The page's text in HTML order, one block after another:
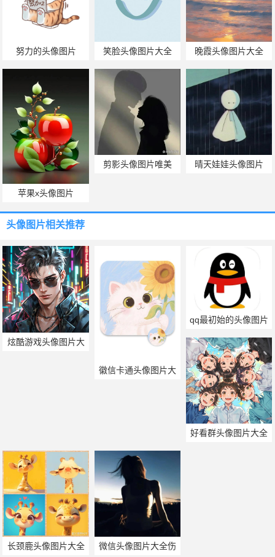
努力的头像图片 笑脸头像图片大全 晚霞头像图片大全
苹果x头像图片
剪影头像图片唯美 晴天娃娃头像图片
头像图片相关推荐
炫酷游戏头像图片大
徽信卡通头像图片大
qq最初始的头像图片
好看群头像图片大全
长颈鹿头像图片大全 微信头像图片大全伤